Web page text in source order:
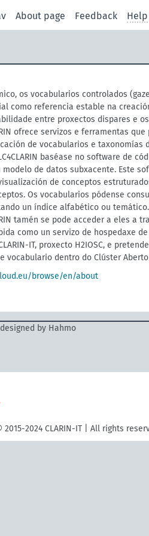
About page Feedback Help
os vocabularios controlados
como referencia estable na
entre proxectos dispares e
ofrece servizos e ferramentas
de vocabularios e taxonomías
baséase no software de
modelo de datos subxacente. Este
de conceptos
Os vocabularios pódense
un índice alfabético ou temático.
tamén se pode acceder a eles a
como un servizo de hospedaxe
IT, proxecto H2IOSC, e
dentro do Clúster Aberto
browse/en/about
by Hahmo
2024 CLARIN-IT | All rights